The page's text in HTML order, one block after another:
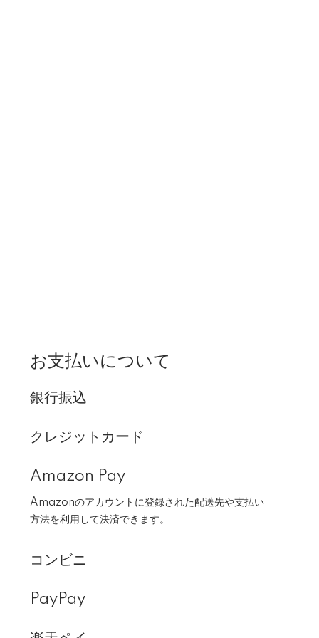
お支払いについて
銀行振込
クレジットカード
Amazon Pay
Amazonのアカウントに登録された配送先や支払い
方法を利用して決済できます。
コンビニ
PayPay